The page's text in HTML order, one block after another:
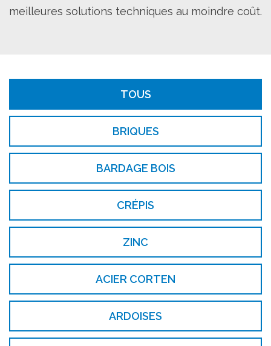
meilleures solutions techniques au moindre coût.
TOUS
BRIQUES
BARDAGE BOIS
CRÉPIS
ZINC
ACIER CORTEN
ARDOISES